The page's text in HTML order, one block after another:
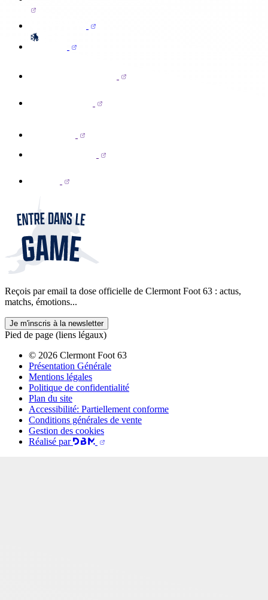
Reçois par email ta dose officielle de Clermont Foot 63 : actus,
matchs, émotions...
Je m'inscris à la newsletter
Pied de page (liens légaux)
© 2026 Clermont Foot 63
Présentation Générale
Mentions légales
Politique de confidentialité
Plan du site
Accessibilité: Partiellement conforme
Conditions générales de vente
Gestion des cookies
Réalisé par